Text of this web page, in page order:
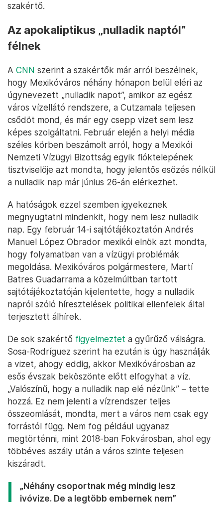
szakértő.
Az apokaliptikus „nulladik naptól”
félnek
A CNN szerint a szakértők már arról beszélnek,
hogy Mexikóváros néhány hónapon belül eléri az
úgynevezett „nulladik napot”, amikor az egész
város vízellátó rendszere, a Cutzamala teljesen
csődöt mond, és már egy csepp vizet sem lesz
képes szolgáltatni. Február elején a helyi média
széles körben beszámolt arról, hogy a Mexikói
Nemzeti Vízügyi Bizottság egyik fióktelepének
tisztviselője azt mondta, hogy jelentős esőzés nélkül
a nulladik nap már június 26-án elérkezhet.
A hatóságok ezzel szemben igyekeznek
megnyugtatni mindenkit, hogy nem lesz nulladik
nap. Egy február 14-i sajtótájékoztatón Andrés
Manuel López Obrador mexikói elnök azt mondta,
hogy folyamatban van a vízügyi problémák
megoldása. Mexikóváros polgármestere, Martí
Batres Guadarrama a közelmúltban tartott
sajtótájékoztatóján kijelentette, hogy a nulladik
napról szóló híresztelések politikai ellenfelek által
terjesztett álhírek.
De sok szakértő figyelmeztet a gyűrűző válságra.
Sosa-Rodríguez szerint ha ezután is úgy használják
a vizet, ahogy eddig, akkor Mexikóvárosban az
esős évszak beköszönte előtt elfogyhat a víz.
„Valószínű, hogy a nulladik nap elé nézünk” – tette
hozzá. Ez nem jelenti a vízrendszer teljes
összeomlását, mondta, mert a város nem csak egy
forrástól függ. Nem fog például ugyanaz
megtörténni, mint 2018-ban Fokvárosban, ahol egy
többéves aszály után a város szinte teljesen
kiszáradt.
„Néhány csoportnak még mindig lesz
ivóvize. De a legtöbb embernek nem”